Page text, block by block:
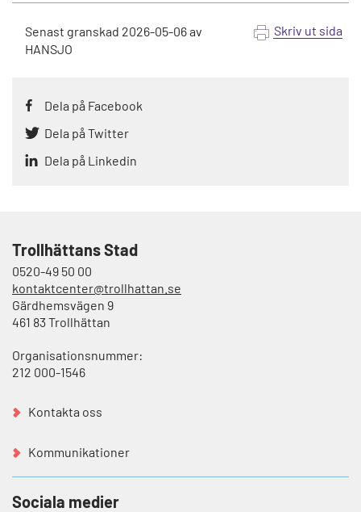
Senast granskad 2026-05-06av
HANSJO
Skriv ut sida
Dela på Facebook
Dela på Twitter
Dela på Linkedin
Trollhättans Stad
0520-49 50 00
kontaktcenter@trollhattan.se
Gärdhemsvägen 9
461 83 Trollhättan
Organisationsnummer:
212 000-1546
Kontakta oss
Kommunikationer
Sociala medier